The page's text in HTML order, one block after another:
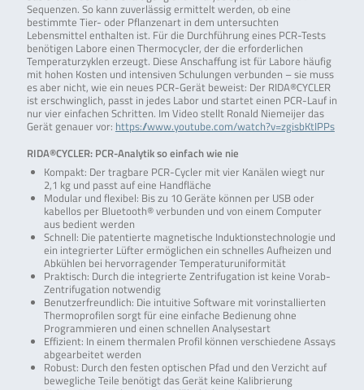
Sequenzen. So kann zuverlässig ermittelt werden, ob eine
bestimmte Tier- oder Pflanzenart in dem untersuchten
Lebensmittel enthalten ist. Für die Durchführung eines PCR-Tests
benötigen Labore einen Thermocycler, der die erforderlichen
Temperaturzyklen erzeugt. Diese Anschaffung ist für Labore häufig
mit hohen Kosten und intensiven Schulungen verbunden – sie muss
es aber nicht, wie ein neues PCR-Gerät beweist: Der RIDA®CYCLER
ist erschwinglich, passt in jedes Labor und startet einen PCR-Lauf in
nur vier einfachen Schritten. Im Video stellt Ronald Niemeijer das
Gerät genauer vor: https://www.youtube.com/watch?v=zgisbKtIPPs
RIDA®CYCLER: PCR-Analytik so einfach wie nie
Kompakt: Der tragbare PCR-Cycler mit vier Kanälen wiegt nur
2,1 kg und passt auf eine Handfläche
Modular und flexibel: Bis zu 10 Geräte können per USB oder
kabellos per Bluetooth® verbunden und von einem Computer
aus bedient werden
Schnell: Die patentierte magnetische Induktionstechnologie und
ein integrierter Lüfter ermöglichen ein schnelles Aufheizen und
Abkühlen bei hervorragender Temperaturuniformität
Praktisch: Durch die integrierte Zentrifugation ist keine Vorab-
Zentrifugation notwendig
Benutzerfreundlich: Die intuitive Software mit vorinstallierten
Thermoprofilen sorgt für eine einfache Bedienung ohne
Programmieren und einen schnellen Analysestart
Effizient: In einem thermalen Profil können verschiedene Assays
abgearbeitet werden
Robust: Durch den festen optischen Pfad und den Verzicht auf
bewegliche Teile benötigt das Gerät keine Kalibrierung